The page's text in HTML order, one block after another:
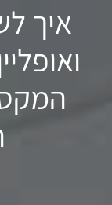
איך